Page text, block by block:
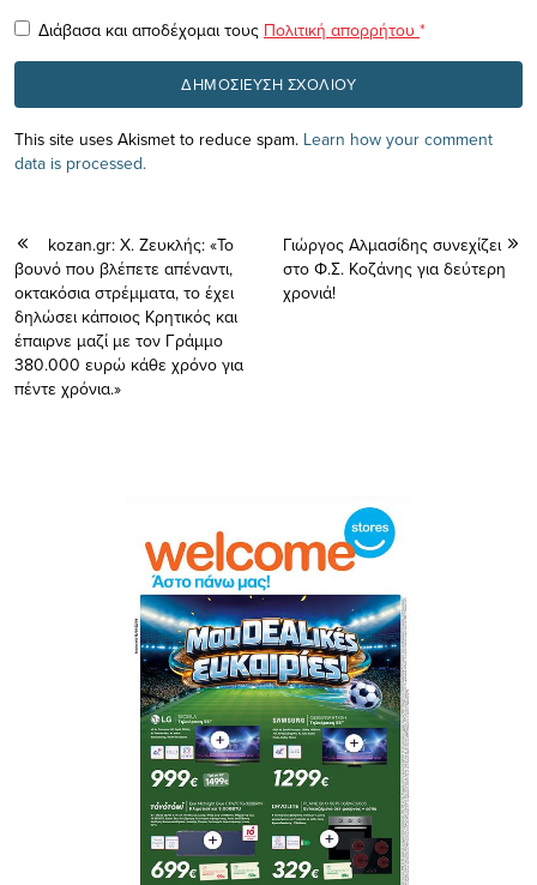
Διάβασα και αποδέχομαι τους Πολιτική απορρήτου *
This site uses Akismet to reduce spam. Learn how your comment
data is processed.
kozan.gr: Χ. Ζευκλής: «Το
βουνό που βλέπετε απέναντι,
οκτακόσια στρέμματα, το έχει
δηλώσει κάποιος Κρητικός και
έπαιρνε μαζί με τον Γράμμο
380.000 ευρώ κάθε χρόνο για
πέντε χρόνια.»
Γιώργος Αλμασίδης συνεχίζει
στο Φ.Σ. Κοζάνης για δεύτερη
χρονιά!